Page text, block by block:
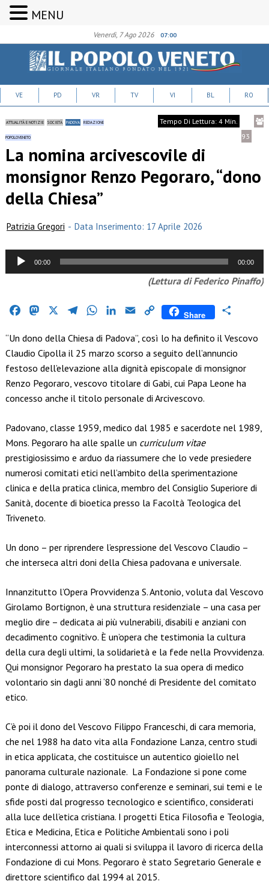
Venerdì, 7 Ago 2026 07:00
VE PD VR TV VI BL RO
ATTUALITÀ E NOTIZIE SOCIETÀ PADOVA REDAZIONE
POPOLOVENETO
Tempo Di Lettura: 4 Min.
93
La nomina arcivescovile di
monsignor Renzo Pegoraro, “dono
della Chiesa”
Patrizia Gregori - Data Inserimento: 17 Aprile 2026
Audio
Player
00:00 00:00
(Lettura di Federico Pinaffo)
FacebookMastodon TelegramWhatsAppLinkedIn
Email Copy
Share
“Un dono della Chiesa di Padova”, così lo ha definito il Vescovo
Claudio Cipolla il 25 marzo scorso a seguito dell’annuncio
festoso dell’elevazione alla dignità episcopale di monsignor
Renzo Pegoraro, vescovo titolare di Gabi, cui Papa Leone ha
concesso anche il titolo personale di Arcivescovo.
Padovano, classe 1959, medico dal 1985 e sacerdote nel 1989,
Mons. Pegoraro ha alle spalle un curriculum vitae
prestigiosissimo e arduo da riassumere che lo vede presiedere
numerosi comitati etici nell’ambito della sperimentazione
clinica e della pratica clinica, membro del Consiglio Superiore di
Sanità, docente di bioetica presso la Facoltà Teologica del
Triveneto.
Un dono – per riprendere l’espressione del Vescovo Claudio –
che interseca altri doni della Chiesa padovana e universale.
Innanzitutto l’Opera Provvidenza S. Antonio, voluta dal Vescovo
Girolamo Bortignon, è una struttura residenziale – una casa per
meglio dire – dedicata ai più vulnerabili, disabili e anziani con
decadimento cognitivo. È un’opera che testimonia la cultura
della cura degli ultimi, la solidarietà e la fede nella Provvidenza.
Qui monsignor Pegoraro ha prestato la sua opera di medico
volontario sin dagli anni ‘80 nonché di Presidente del comitato
etico.
C’è poi il dono del Vescovo Filippo Franceschi, di cara memoria,
che nel 1988 ha dato vita alla Fondazione Lanza, centro studi
in etica applicata, che costituisce un autentico gioiello nel
panorama culturale nazionale. La Fondazione si pone come
ponte di dialogo, attraverso conferenze e seminari, sui temi e le
sfide posti dal progresso tecnologico e scientifico, considerati
alla luce dell’etica cristiana. I progetti Etica Filosofia e Teologia,
Etica e Medicina, Etica e Politiche Ambientali sono i poli
interconnessi attorno ai quali si sviluppa il lavoro di ricerca della
Fondazione di cui Mons. Pegoraro è stato Segretario Generale e
direttore scientifico dal 1994 al 2015.
MENU